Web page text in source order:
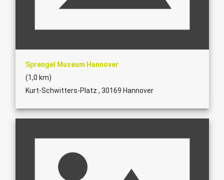
Sprengel Museum Hannover
(1,0 km)
Kurt-Schwitters-Platz , 30169 Hannover